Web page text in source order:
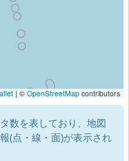
| © OpenStreetMap contributors
数を表しており、地図
(点・線・面)が表示され